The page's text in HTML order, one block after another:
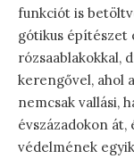
funkciót is
gótikus építészet
rózsaablakokkal,
kerengővel, ahol
nemcsak vallási,
évszázadokon át,
védelmének